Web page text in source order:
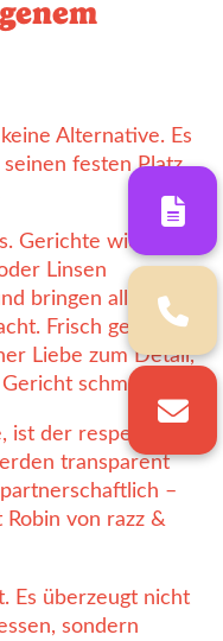
Alternative. Es
festen Platz
Gerichte wie
Linsen
bringen alles mit,
Frisch gekocht,
Liebe zum Detail,
schmeckt.
ist der respektvolle
transparent
–
Robin von razz &
Es überzeugt nicht
sondern